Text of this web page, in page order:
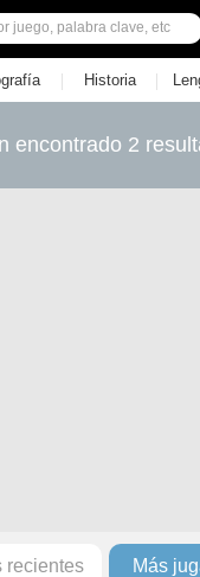
| Historia |
encontrado 2
recientes Más